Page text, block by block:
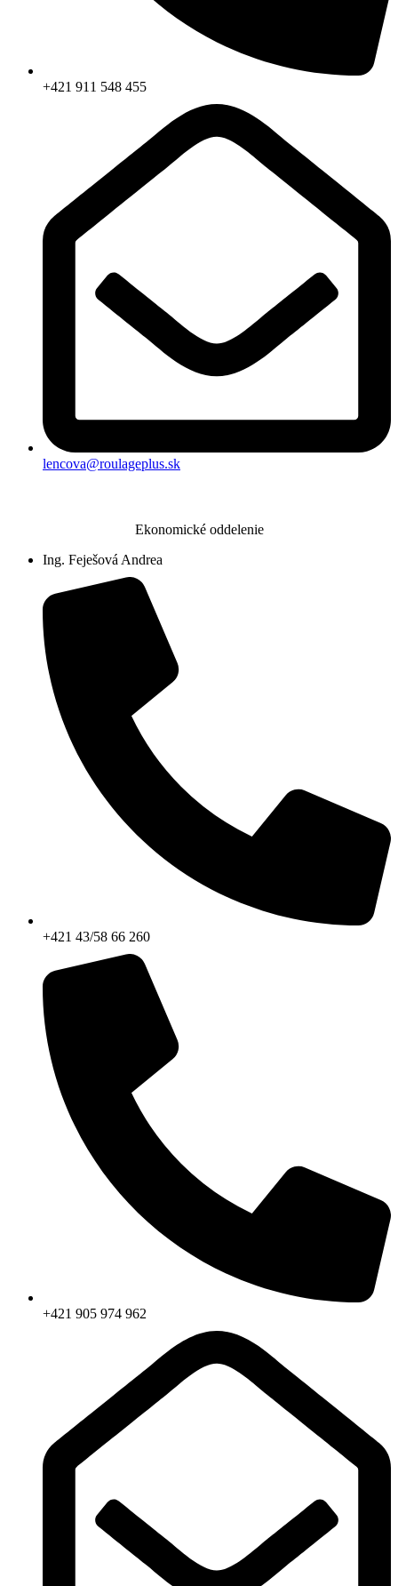
+421 911 548 455
lencova@roulageplus.sk
Ekonomické oddelenie
Ing. Feješová Andrea
+421 43/58 66 260
+421 905 974 962